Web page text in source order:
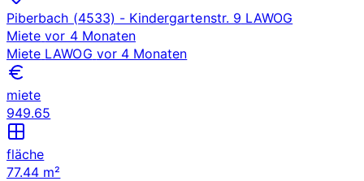
Piberbach (4533) - Kindergartenstr. 9 LAWOG
Miete vor 4 Monaten
Miete LAWOG vor 4 Monaten
miete
949.65
fläche
77.44 m²